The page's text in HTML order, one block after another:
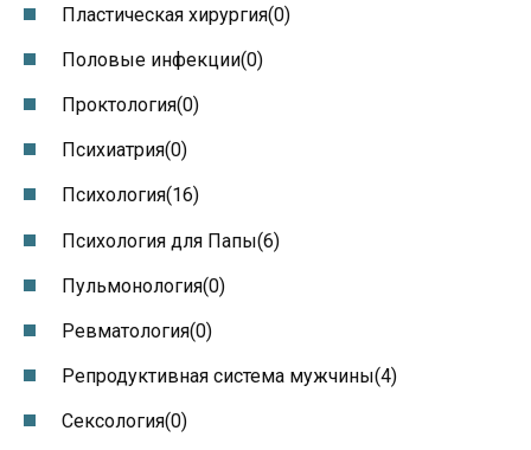
Пластическая хирургия(0)
Половые инфекции(0)
Проктология(0)
Психиатрия(0)
Психология(16)
Психология для Папы(6)
Пульмонология(0)
Ревматология(0)
Репродуктивная система мужчины(4)
Сексология(0)